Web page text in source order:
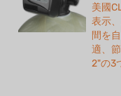
美國
表示
間を
適、
2"の3